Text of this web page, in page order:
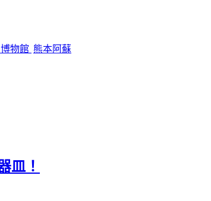
物館 熊本阿蘇
皿！